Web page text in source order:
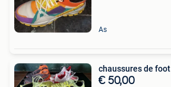
As
chaussures de foot
€ 50,00